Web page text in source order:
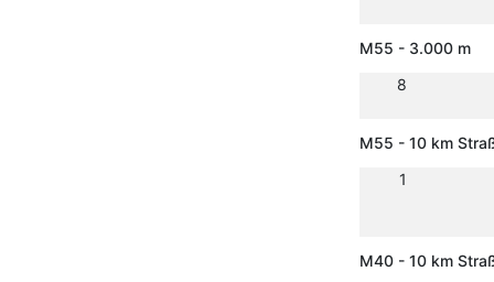
M55 - 3.000 m
8
M55 - 10 km
1
M40 - 10 km